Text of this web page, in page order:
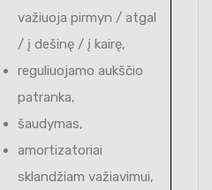
važiuoja pirmyn / atgal
/ į dešinę / į kairę,
reguliuojamo aukščio
patranka,
šaudymas,
amortizatoriai
sklandžiam važiavimui,